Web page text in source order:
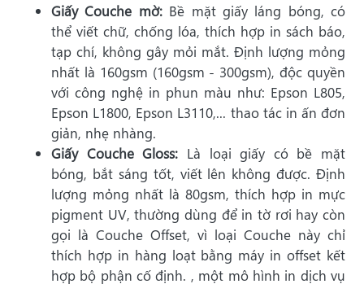
Giấy Couche mờ:Bề mặt giấy láng bóng, có
thể viết chữ, chống lóa, thích hợp in sách báo,
tạp chí, không gây mỏi mắt. Định lượng mỏng
nhất là 160gsm (160gsm - 300gsm), độc quyền
với công nghệ in phun màu như: Epson L805,
Epson L1800, Epson L3110,... thao tác in ấn đơn
giản, nhẹ nhàng.
Giấy Couche Gloss: Là loại giấy có bề mặt
bóng, bắt sáng tốt, viết lên không được. Định
lượng mỏng nhất là 80gsm, thích hợp in mực
pigment UV, thường dùng để in tờ rơi hay còn
gọi là Couche Offset, vì loại Couche này chỉ
thích hợp in hàng loạt bằng máy in offset kết
hợp bộ phận cố định. , một mô hình in dịch vụ